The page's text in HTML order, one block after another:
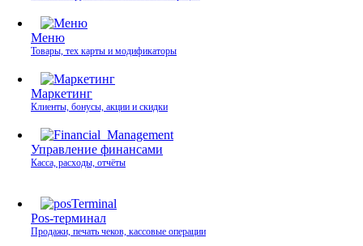
Меню
Товары, тех карты и модификаторы
Маркетинг
Клиенты, бонусы, акции и скидки
Управление финансами
Касса, расходы, отчёты
Pos-терминал
Продажи, печать чеков, кассовые операции